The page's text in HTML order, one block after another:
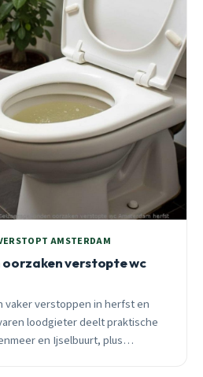
AMSTERDAM
oorzaken verstopte wc
verstoppen in herfst en
loodgieter deelt praktische
en Ijselbuurt, plus